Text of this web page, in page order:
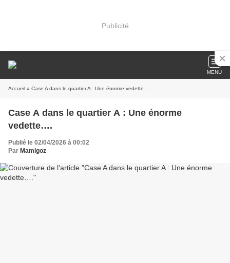
Publicité
MENU
Accueil » Case A dans le quartier A : Une énorme vedette….
Case A dans le quartier A : Une énorme
vedette….
Publié le 02/04/2026 à 00:02
Par Mamigoz